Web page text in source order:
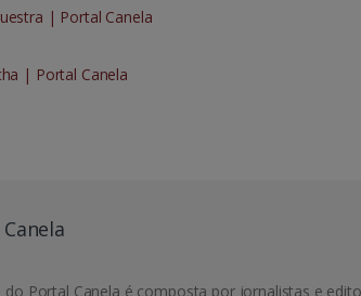
| Portal Canela
| Portal Canela
do Portal Canela é composta por jornalistas e